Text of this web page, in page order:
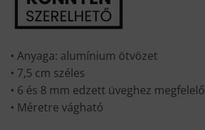
• Anyaga: alumínium ötvözet
• 7,5 cm széles
• 6 és 8 mm edzett üveghez megfelelő
• Méretre vágható